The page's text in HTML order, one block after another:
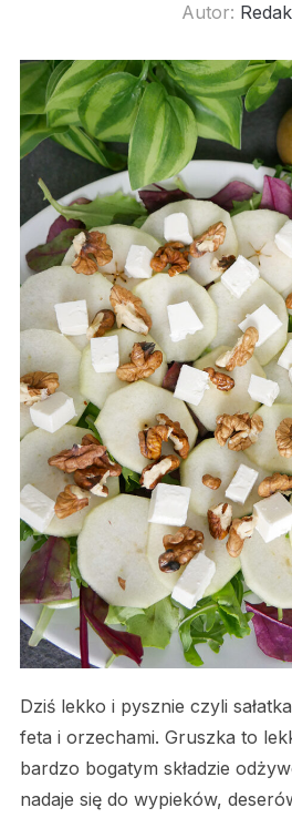
Autor:
Dziś lekko i pysznie czyli
feta i orzechami. Gruszka to
bardzo bogatym składzie
nadaje się do wypieków,